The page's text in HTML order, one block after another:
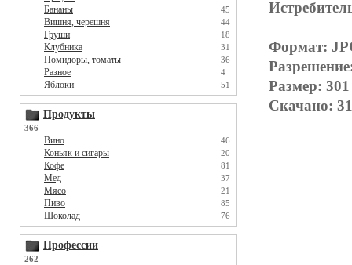
Бананы 45
Вишня, черешня 44
Груши 18
Клубника 31
Помидоры, томаты 36
Разное 4
Яблоки 51
Продукты
366
Вино 46
Коньяк и сигары 20
Кофе 81
Мед 37
Мясо 21
Пиво 85
Шоколад 76
Профессии
262
Формат:
Размер:
Скачано: